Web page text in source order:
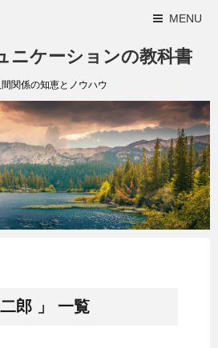
MENU
ニケーションの教科書
関係の知恵とノウハウ
郎 」 一覧